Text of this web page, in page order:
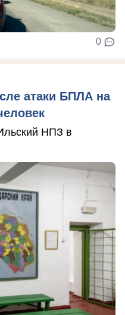
0
атаки БПЛА на
НПЗ в